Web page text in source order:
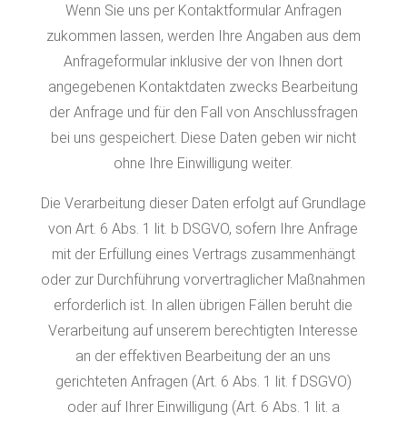
Wenn Sie uns per Kontaktformular Anfragen
zukommen lassen, werden Ihre Angaben aus dem
Anfrageformular inklusive der von Ihnen dort
angegebenen Kontaktdaten zwecks Bearbeitung
der Anfrage und für den Fall von Anschlussfragen
bei uns gespeichert. Diese Daten geben wir nicht
ohne Ihre Einwilligung weiter.
Die Verarbeitung dieser Daten erfolgt auf Grundlage
von Art. 6 Abs. 1 lit. b DSGVO, sofern Ihre Anfrage
mit der Erfüllung eines Vertrags zusammenhängt
oder zur Durchführung vorvertraglicher Maßnahmen
erforderlich ist. In allen übrigen Fällen beruht die
Verarbeitung auf unserem berechtigten Interesse
an der effektiven Bearbeitung der an uns
gerichteten Anfragen (Art. 6 Abs. 1 lit. f DSGVO)
oder auf Ihrer Einwilligung (Art. 6 Abs. 1 lit. a